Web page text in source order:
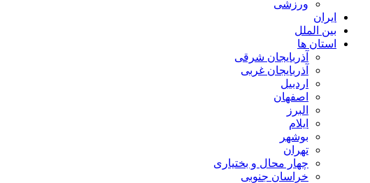
ورزشی
ایران
بین الملل
استان ها
آذربایجان شرقی
آذربایجان غربی
اردبیل
اصفهان
البرز
ایلام
بوشهر
تهران
چهار محال و بختیاری
خراسان جنوبی